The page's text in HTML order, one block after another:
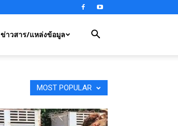
ข่าวสาร/แหล่งข้อมูล
MOST POPULAR